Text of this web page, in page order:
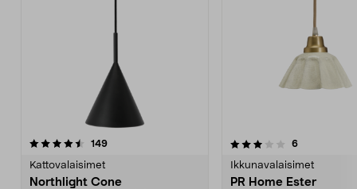
149arvostelut
Kattovalaisimet
Northlight Cone
3.5 viidestä
6arvostelut
Ikkunavalaisimet
PR Home Ester
4.5 viidestä